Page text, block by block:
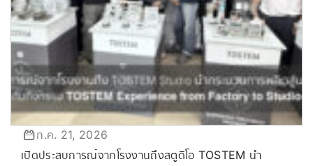
ก.ค. 21, 2026
เปิดประสบการณ์จากโรงงานถึงสตูดิโอ TOSTEM นำ